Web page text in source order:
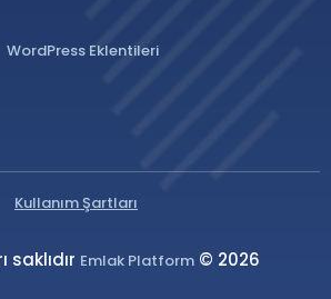
WordPress Eklentileri
Kullanım Şartları
saklıdır Emlak Platform © 2026